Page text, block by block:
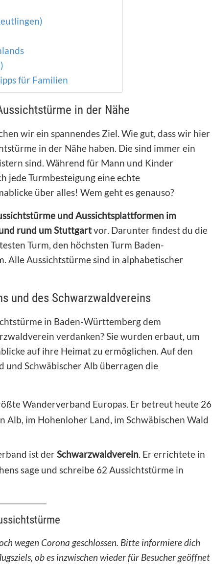
für Familien
in der Nähe
wir ein spannendes Ziel. Wie gut, dass wir hier
in der Nähe haben. Die sind immer ein
sind. Während für Mann und Kinder
jede Turmbesteigung eine echte
über alles! Wem geht es genauso?
und Aussichtsplattformen im
rund um Stuttgartvor. Darunter findest du die
Turm, den höchsten Turm Baden-
Alle Aussichtstürme sind in alphabetischer
und des Schwarzwaldvereins
in Baden-Württemberg dem
verdanken? Sie wurden erbaut, um
auf ihre Heimat zu ermöglichen. Auf den
und Schwäbischer Alb überragen die
Wanderverband Europas. Er betreut heute 26
Alb, im Hohenloher Land, im Schwäbischen Wald
ist derSchwarzwaldverein. Er errichtete in
sage und schreibe 62 Aussichtstürme in
wegen Corona geschlossen. Bitte informiere dich
ob es inzwischen wieder für Besucher geöffnet